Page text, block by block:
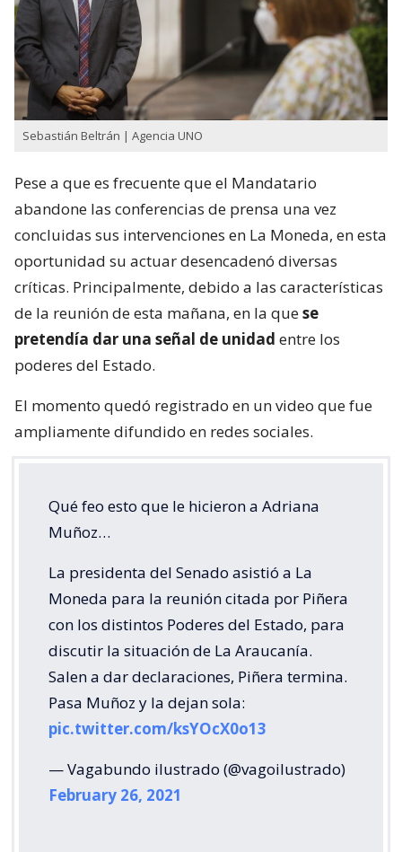
Sebastián Beltrán | Agencia UNO
Pese a que es frecuente que el Mandatario
abandone las conferencias de prensa una vez
concluidas sus intervenciones en La Moneda, en esta
oportunidad su actuar desencadenó diversas
críticas. Principalmente, debido a las características
de la reunión de esta mañana, en la quese
pretendía dar una señal de unidad entre los
poderes del Estado.
El momento quedó registrado en un video que fue
ampliamente difundido en redes sociales.
Qué feo esto que le hicieron a Adriana
Muñoz…
La presidenta del Senado asistió a La
Moneda para la reunión citada por Piñera
con los distintos Poderes del Estado, para
discutir la situación de La Araucanía.
Salen a dar declaraciones, Piñera termina.
Pasa Muñoz y la dejan sola:
pic.twitter.com/ksYOcX0o13
— Vagabundo ilustrado (@vagoilustrado)
February 26, 2021